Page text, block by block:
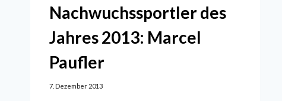
Nachwuchssportler des
Jahres 2013: Marcel
Paufler
7. Dezember 2013